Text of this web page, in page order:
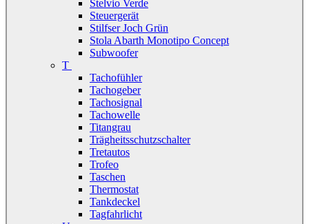
Stelvio Verde
Steuergerät
Stilfser Joch Grün
Stola Abarth Monotipo Concept
Subwoofer
T
Tachofühler
Tachogeber
Tachosignal
Tachowelle
Titangrau
Trägheitsschutzschalter
Tretautos
Trofeo
Taschen
Thermostat
Tankdeckel
Tagfahrlicht